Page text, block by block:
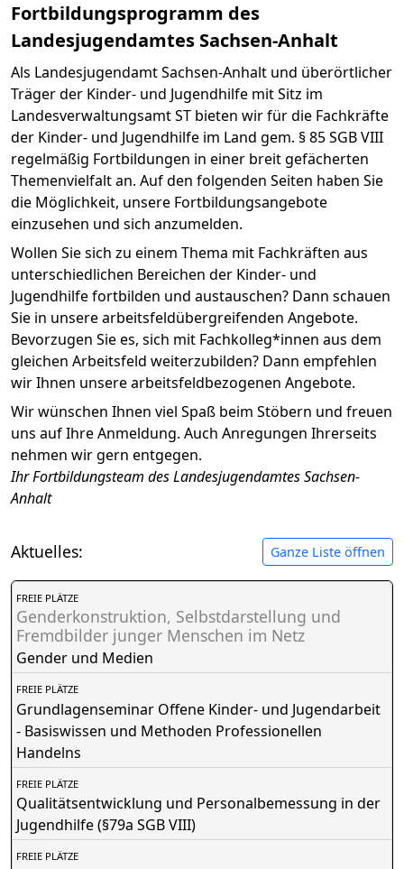
Fortbildungsprogramm des
Landesjugendamtes Sachsen-Anhalt
Als Landesjugendamt Sachsen-Anhalt und überörtlicher
Träger der Kinder- und Jugendhilfe mit Sitz im
Landesverwaltungsamt ST bieten wir für die Fachkräfte
der Kinder- und Jugendhilfe im Land gem. § 85 SGB VIII
regelmäßig Fortbildungen in einer breit gefächerten
Themenvielfalt an. Auf den folgenden Seiten haben Sie
die Möglichkeit, unsere Fortbildungsangebote
einzusehen und sich anzumelden.
Wollen Sie sich zu einem Thema mit Fachkräften aus
unterschiedlichen Bereichen der Kinder- und
Jugendhilfe fortbilden und austauschen? Dann schauen
Sie in unsere arbeitsfeldübergreifenden Angebote.
Bevorzugen Sie es, sich mit Fachkolleg*innen aus dem
gleichen Arbeitsfeld weiterzubilden? Dann empfehlen
wir Ihnen unsere arbeitsfeldbezogenen Angebote.
Wir wünschen Ihnen viel Spaß beim Stöbern und freuen
uns auf Ihre Anmeldung. Auch Anregungen Ihrerseits
nehmen wir gern entgegen.
Ihr Fortbildungsteam des Landesjugendamtes Sachsen-
Anhalt
Aktuelles: Ganze Liste öffnen
FREIE PLÄTZE
Genderkonstruktion, Selbstdarstellung und
Fremdbilder junger Menschen im Netz
Gender und Medien
FREIE PLÄTZE
Grundlagenseminar Offene Kinder- und Jugendarbeit
- Basiswissen und Methoden Professionellen
Handelns
FREIE PLÄTZE
Qualitätsentwicklung und Personalbemessung in der
Jugendhilfe (§79a SGB VIII)
FREIE PLÄTZE